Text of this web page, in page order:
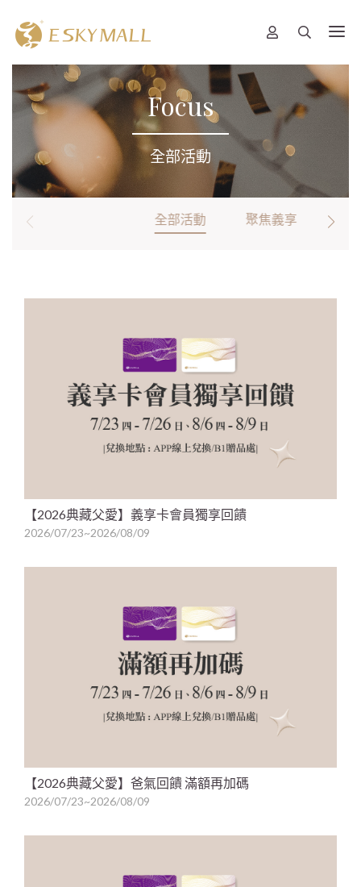
Focus
全部活動
全部活動 聚焦義享
【2026典藏父愛】義享卡會員獨享回饋
2026/07/23~2026/08/09
【2026典藏父愛】爸氣回饋 滿額再加碼
2026/07/23~2026/08/09